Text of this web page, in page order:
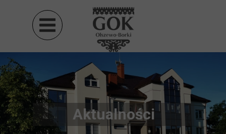
Aktualności